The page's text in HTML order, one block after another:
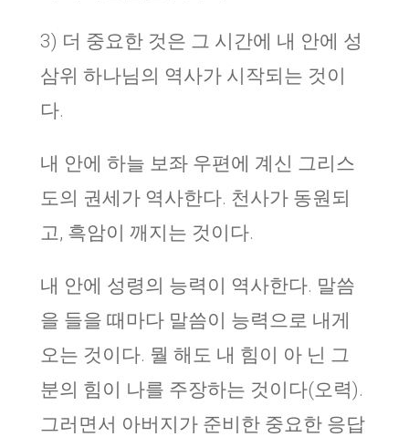
3) 더 중요한 것은 그 시간에 내 안에 성
삼위 하나님의 역사가 시작되는 것이
다.
내 안에 하늘 보좌 우편에 계신 그리스
도의 권세가 역사한다. 천사가 동원되
고, 흑암이 깨지는 것이다.
내 안에 성령의 능력이 역사한다. 말씀
을 들을 때마다 말씀이 능력으로 내게
오는 것이다. 뭘 해도 내 힘이 아 닌 그
분의 힘이 나를 주장하는 것이다(오력).
그러면서 아버지가 준비한 중요한 응답